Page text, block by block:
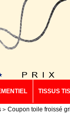
TISSUS
Coupon toile froissé